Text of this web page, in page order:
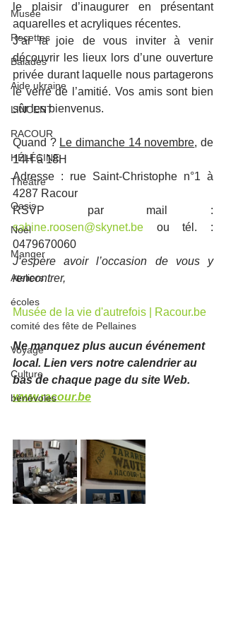
Musée
Recettes
Balades
Aide ukraine
LINCENT
RACOUR
HÉLÉCINE
Théâtre
Oasis
Noël
Manger
Ateliers
écoles
comité des fête de Pellaines
Voyage
Culture
bénévoles
le plaisir d’inaugurer en présentant
aquarelles et acryliques récentes.
J’ai la joie de vous inviter à venir
découvrir les lieux lors d’une ouverture
privée durant laquelle nous partagerons
le verre de l’amitié. Vos amis sont bien
sûr les bienvenus.
Quand ? Le dimanche 14 novembre, de
14H à 18H
Adresse : rue Saint-Christophe n°1 à
4287 Racour
sabine.roosen@skynet.be ou tél. :
0479670060
J‘espère avoir l’occasion de vous y
rencontrer,
Musée de la vie d'autrefois | Racour.be
Ne manquez plus aucun événement
local. Lien vers notre calendrier au
bas de chaque page du site Web.
www.racour.be